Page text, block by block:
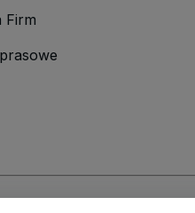
Firm